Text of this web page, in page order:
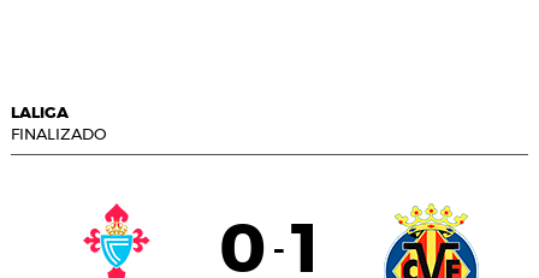
LALIGA
FINALIZADO
0 - 1